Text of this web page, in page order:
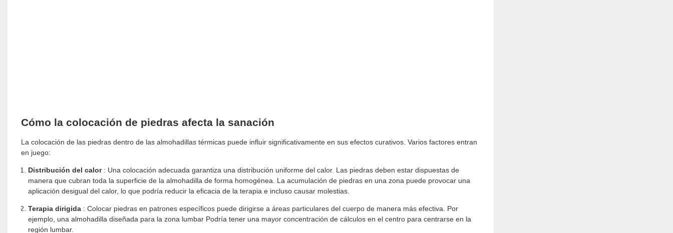
Cómo la colocación de piedras afecta la sanación
La colocación de las piedras dentro de las almohadillas térmicas puede influir significativamente en sus efectos curativos. Varios factores entran
en juego:
Distribución del calor: Una colocación adecuada garantiza una distribución uniforme del calor. Las piedras deben estar dispuestas de
manera que cubran toda la superficie de la almohadilla de forma homogénea. La acumulación de piedras en una zona puede provocar una
aplicación desigual del calor, lo que podría reducir la eficacia de la terapia e incluso causar molestias.
Terapia dirigida: Colocar piedras en patrones específicos puede dirigirse a áreas particulares del cuerpo de manera más efectiva. Por
ejemplo, una almohadilla diseñada para la zona lumbarPodría tener una mayor concentración de cálculos en el centro para centrarse en la
región lumbar.